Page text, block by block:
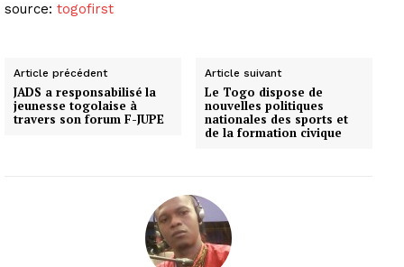
source: togofirst
Article précédent
JADS a responsabilisé la
jeunesse togolaise à
travers son forum F-JUPE
Article suivant
Le Togo dispose de
nouvelles politiques
nationales des sports et
de la formation civique